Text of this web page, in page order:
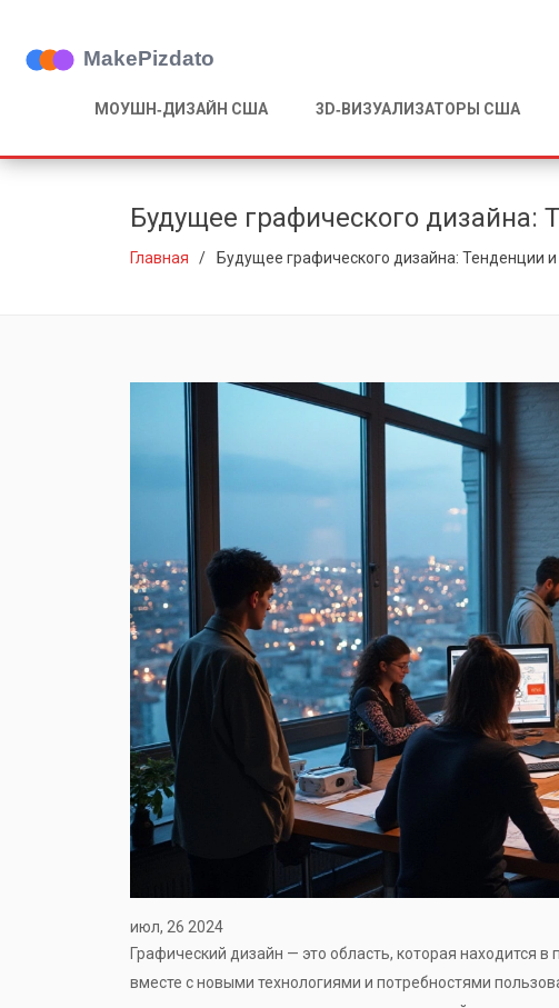
МОУШН‑ДИЗАЙН США 3D‑ВИЗУАЛИЗАТОРЫ США
Будущее графического дизайна:
Главная Будущее графического дизайна: Тенденции
июл, 26 2024
Графический дизайн — это область, которая находится
вместе с новыми технологиями и потребностями